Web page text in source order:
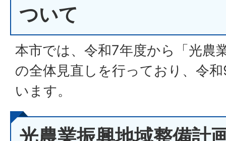
ついて
本市では、令和7年度から「光農
の全体見直しを行っており、令
います。
光農業振興地域整備計